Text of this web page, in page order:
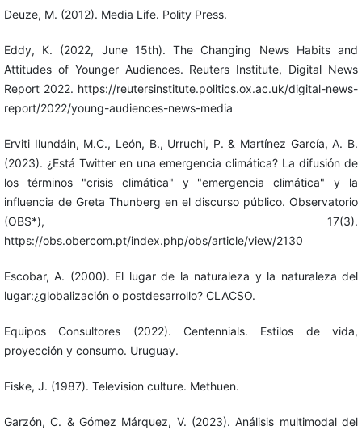
Deuze, M. (2012). Media Life. Polity Press.
Eddy, K. (2022, June 15th). The Changing News Habits and
Attitudes of Younger Audiences. Reuters Institute, Digital News
Report 2022. https://reutersinstitute.politics.ox.ac.uk/digital-news-
report/2022/young-audiences-news-media
Erviti Ilundáin, M.C., León, B., Urruchi, P. & Martínez García, A. B.
(2023). ¿Está Twitter en una emergencia climática? La difusión de
los términos "crisis climática" y "emergencia climática" y la
influencia de Greta Thunberg en el discurso público. Observatorio
(OBS*), 17(3).
https://obs.obercom.pt/index.php/obs/article/view/2130
Escobar, A. (2000). El lugar de la naturaleza y la naturaleza del
lugar:¿globalización o postdesarrollo? CLACSO.
Equipos Consultores (2022). Centennials. Estilos de vida,
proyección y consumo. Uruguay.
Fiske, J. (1987). Television culture. Methuen.
Garzón, C. & Gómez Márquez, V. (2023). Análisis multimodal del